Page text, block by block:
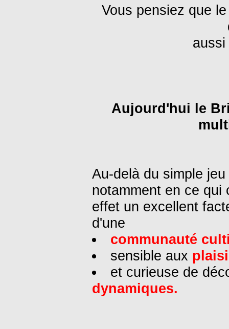
Vous pensiez que
Aujourd'hui le
Au-delà du simple
notamment en ce qui
effet un excellent
d'une
communauté
sensible aux
et curieuse de
dynamiques.